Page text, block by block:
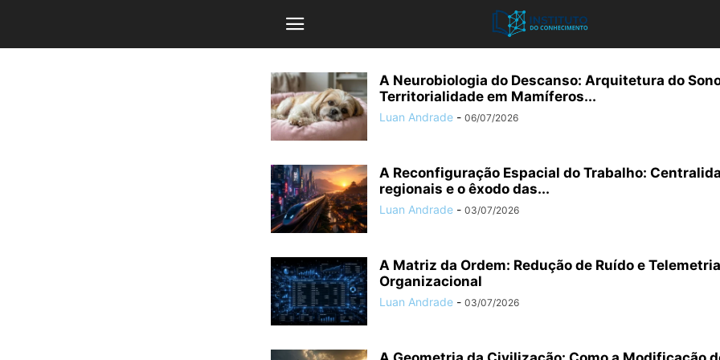
A Neurobiologia do Descanso: Arquitetura do
Territorialidade em Mamíferos...
Luan Andrade - 06/07/2026
A Reconfiguração Espacial do Trabalho:
regionais e o êxodo das...
Luan Andrade - 03/07/2026
A Matriz da Ordem: Redução de Ruído e Telemetria
Organizacional
Luan Andrade - 03/07/2026